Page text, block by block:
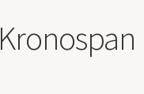
Kronospan